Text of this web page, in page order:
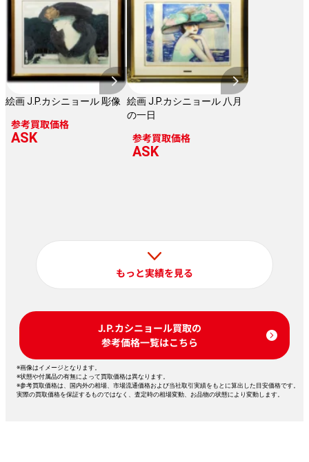
絵画 J.P.カシニョール 彫像
参考買取価格
ASK
絵画 J.P.カシニョール 八月
の一日
参考買取価格
ASK
もっと実績を見る
J.P.カシニョール買取の
参考価格一覧はこちら
※画像はイメージとなります。
※状態や付属品の有無によって買取価格は異なります。
※参考買取価格は、国内外の相場、市場流通価格および当社取引実績をもとに算出した目安価格です。
実際の買取価格を保証するものではなく、査定時の相場変動、お品物の状態により変動します。